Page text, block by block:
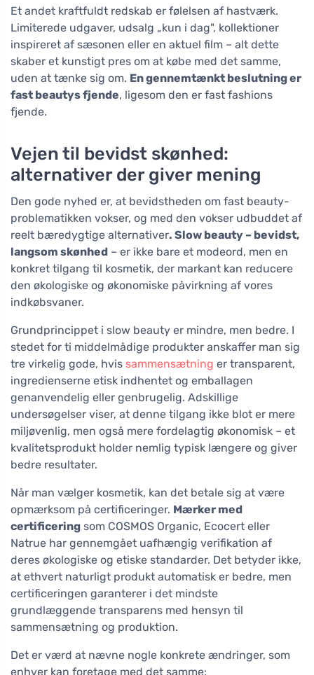
Et andet kraftfuldt redskab er følelsen af hastværk.
Limiterede udgaver, udsalg „kun i dag", kollektioner
inspireret af sæsonen eller en aktuel film – alt dette
skaber et kunstigt pres om at købe med det samme,
uden at tænke sig om. En gennemtænkt beslutning er
fast beautys fjende, ligesom den er fast fashions
fjende.
Vejen til bevidst skønhed:
alternativer der giver mening
Den gode nyhed er, at bevidstheden om fast beauty-
problematikken vokser, og med den vokser udbuddet af
reelt bæredygtige alternativer. Slow beauty – bevidst,
langsom skønhed – er ikke bare et modeord, men en
konkret tilgang til kosmetik, der markant kan reducere
den økologiske og økonomiske påvirkning af vores
indkøbsvaner.
Grundprincippet i slow beauty er mindre, men bedre. I
stedet for ti middelmådige produkter anskaffer man sig
tre virkelig gode, hvis sammensætning er transparent,
ingredienserne etisk indhentet og emballagen
genanvendelig eller genbrugelig. Adskillige
undersøgelser viser, at denne tilgang ikke blot er mere
miljøvenlig, men også mere fordelagtig økonomisk – et
kvalitetsprodukt holder nemlig typisk længere og giver
bedre resultater.
Når man vælger kosmetik, kan det betale sig at være
opmærksom på certificeringer. Mærker med
certificering som COSMOS Organic, Ecocert eller
Natrue har gennemgået uafhængig verifikation af
deres økologiske og etiske standarder. Det betyder ikke,
at ethvert naturligt produkt automatisk er bedre, men
certificeringen garanterer i det mindste
grundlæggende transparens med hensyn til
sammensætning og produktion.
Det er værd at nævne nogle konkrete ændringer, som
enhver kan foretage med det samme: